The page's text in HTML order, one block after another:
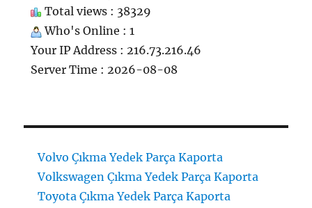
Total views : 38329
Who's Online : 1
Your IP Address : 216.73.216.46
Server Time : 2026-08-08
Volvo Çıkma Yedek Parça Kaporta
Volkswagen Çıkma Yedek Parça Kaporta
Toyota Çıkma Yedek Parça Kaporta